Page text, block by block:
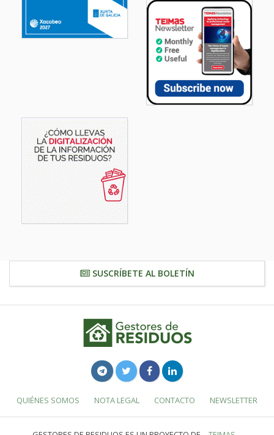
SUSCRÍBETE AL BOLETÍN
QUIÉNES SOMOS NOTA LEGAL CONTACTO NEWSLETTER